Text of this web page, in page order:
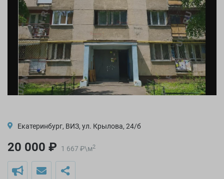
Екатеринбург, ВИЗ, ул. Крылова, 24/б
20 000 ₽ 1 667 ₽\м2